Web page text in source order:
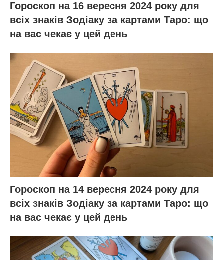
Гороскоп на 16 вересня 2024 року для
всіх знаків Зодіаку за картами Таро: що
на вас чекає у цей день
Гороскоп на 14 вересня 2024 року для
всіх знаків Зодіаку за картами Таро: що
на вас чекає у цей день